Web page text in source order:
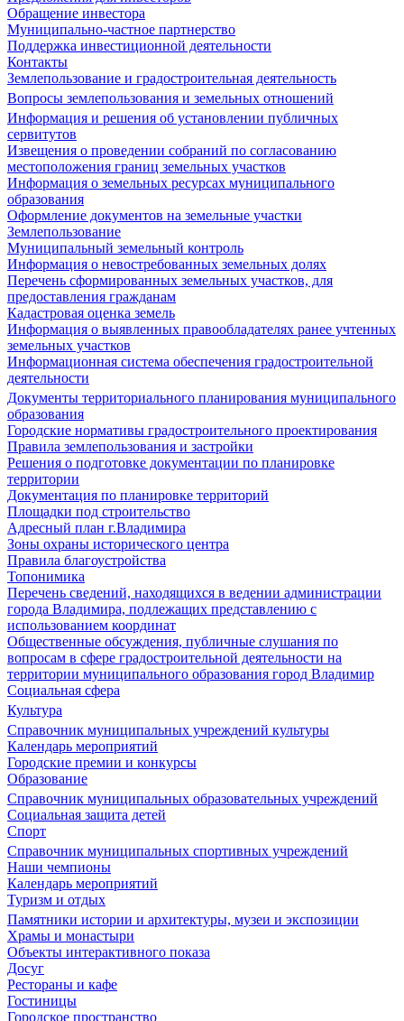
Обращение инвестора
Муниципально-частное партнерство
Поддержка инвестиционной деятельности
Контакты
Землепользование и градостроительная деятельность
Вопросы землепользования и земельных отношений
Информация и решения об установлении публичных
сервитутов
Извещения о проведении собраний по согласованию
местоположения границ земельных участков
Информация о земельных ресурсах муниципального
образования
Оформление документов на земельные участки
Землепользование
Муниципальный земельный контроль
Информация о невостребованных земельных долях
Перечень сформированных земельных участков, для
предоставления гражданам
Кадастровая оценка земель
Информация о выявленных правообладателях ранее учтенных
земельных участков
Информационная система обеспечения градостроительной
деятельности
Документы территориального планирования муниципального
образования
Городские нормативы градостроительного проектирования
Правила землепользования и застройки
Решения о подготовке документации по планировке
территории
Документация по планировке территорий
Площадки под строительство
Адресный план г.Владимира
Зоны охраны исторического центра
Правила благоустройства
Топонимика
Перечень сведений, находящихся в ведении администрации
города Владимира, подлежащих представлению с
использованием координат
Общественные обсуждения, публичные слушания по
вопросам в сфере градостроительной деятельности на
территории муниципального образования город Владимир
Социальная сфера
Культура
Справочник муниципальных учреждений культуры
Календарь мероприятий
Городские премии и конкурсы
Образование
Справочник муниципальных образовательных учреждений
Социальная защита детей
Спорт
Справочник муниципальных спортивных учреждений
Наши чемпионы
Календарь мероприятий
Туризм и отдых
Памятники истории и архитектуры, музеи и экспозиции
Храмы и монастыри
Объекты интерактивного показа
Досуг
Рестораны и кафе
Гостиницы
Городское пространство